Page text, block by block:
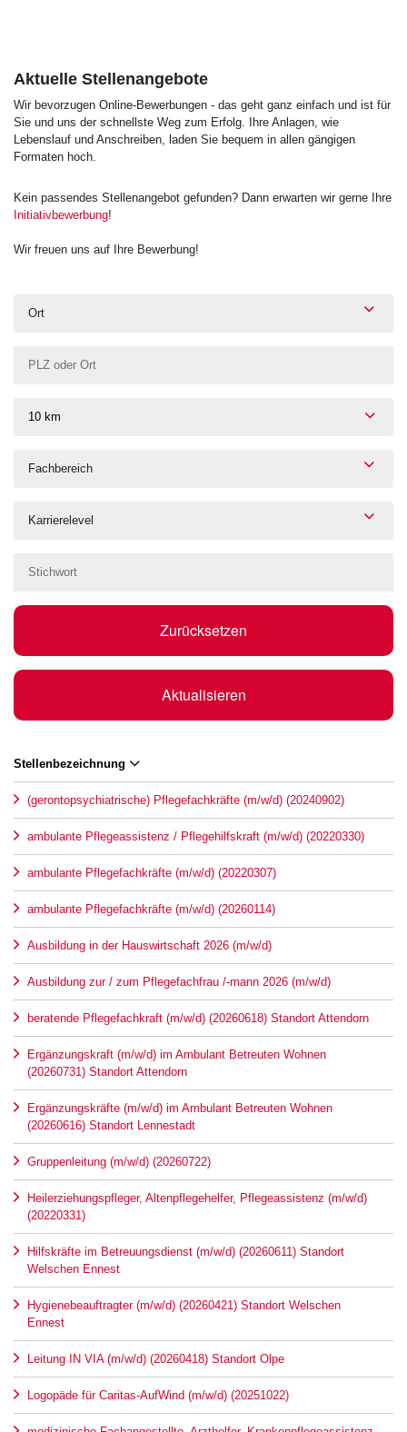
Aktuelle Stellenangebote
Wir bevorzugen Online-Bewerbungen - das geht ganz einfach und ist für
Sie und uns der schnellste Weg zum Erfolg. Ihre Anlagen, wie
Lebenslauf und Anschreiben, laden Sie bequem in allen gängigen
Formaten hoch.
Kein passendes Stellenangebot gefunden? Dann erwarten wir gerne Ihre
Initiativbewerbung!
Wir freuen uns auf Ihre Bewerbung!
Ort
10 km
Fachbereich
Karrierelevel
Zurücksetzen
Aktualisieren
Stellenbezeichnung
(gerontopsychiatrische) Pflegefachkräfte (m/w/d) (20240902)
ambulante Pflegeassistenz / Pflegehilfskraft (m/w/d) (20220330)
ambulante Pflegefachkräfte (m/w/d) (20220307)
ambulante Pflegefachkräfte (m/w/d) (20260114)
Ausbildung in der Hauswirtschaft 2026 (m/w/d)
Ausbildung zur / zum Pflegefachfrau /-mann 2026 (m/w/d)
beratende Pflegefachkraft (m/w/d) (20260618) Standort Attendorn
Ergänzungskraft (m/w/d) im Ambulant Betreuten Wohnen
(20260731) Standort Attendorn
Ergänzungskräfte (m/w/d) im Ambulant Betreuten Wohnen
(20260616) Standort Lennestadt
Gruppenleitung (m/w/d) (20260722)
Heilerziehungspfleger, Altenpflegehelfer, Pflegeassistenz (m/w/d)
(20220331)
Hilfskräfte im Betreuungsdienst (m/w/d) (20260611) Standort
Welschen Ennest
Hygienebeauftragter (m/w/d) (20260421) Standort Welschen
Ennest
Leitung IN VIA (m/w/d) (20260418) Standort Olpe
Logopäde für Caritas-AufWind (m/w/d) (20251022)